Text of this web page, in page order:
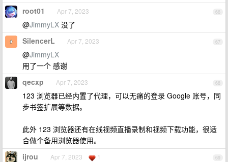
66
root01 Apr 7, 2023
@JimmyLX 没了
67
SilencerL Apr 7, 2023
@JimmyLX
用了一个 感谢
68
qecxp Apr 7, 2023
123 浏览器已经内置了代理，可以无痛的登录 Google 账号，同
步书签扩展等数据。
此外 123 浏览器还有在线视频直播录制和视频下载功能，很适
合做个备用浏览器使用。
69
ijrou Apr 7, 2023 1